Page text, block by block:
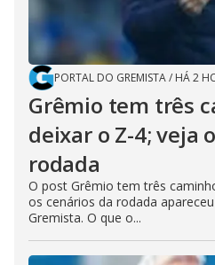
PORTAL DO GREMISTA/ HÁ 2
Grêmio tem três
deixar o Z-4; veja
rodada
O post Grêmio tem três
os cenários da rodada
Gremista. O que o...